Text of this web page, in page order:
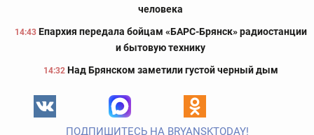
человека
14:43 Епархия передала бойцам «БАРС-Брянск» радиостанции
и бытовую технику
14:32 Над Брянском заметили густой черный дым
ПОДПИШИТЕСЬ НА BRYANSKTODAY!